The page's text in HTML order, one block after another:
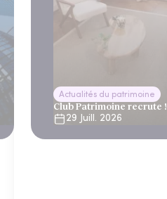
Actualités du patrimoine
Club Patrimoine recrute !
29 Juill. 2026